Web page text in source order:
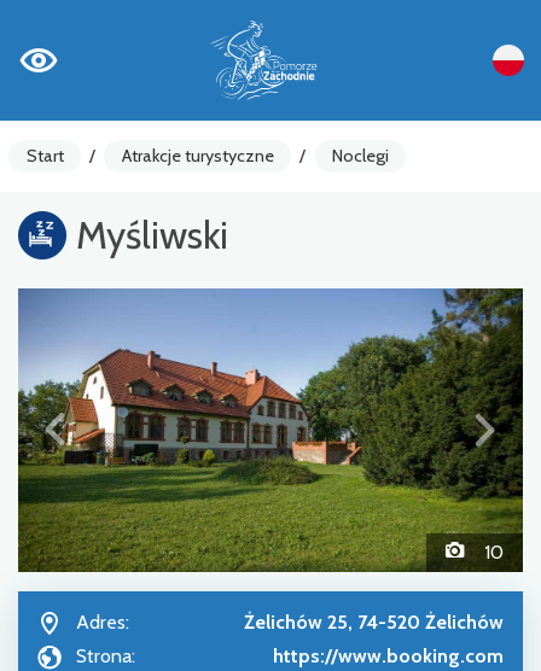
Start / Atrakcje turystyczne / Noclegi
Myśliwski
10
Adres:
Żelichów 25, 74-520 Żelichów
Strona:
https://www.booking.com